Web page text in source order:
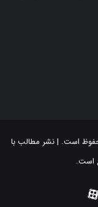
است. | نشر مطالب با
است.